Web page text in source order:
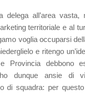
delega all’area vasta,
territoriale e al
voglia occuparsi
e ritengo
Provincia debbono
dunque ansie di
di squadra: per